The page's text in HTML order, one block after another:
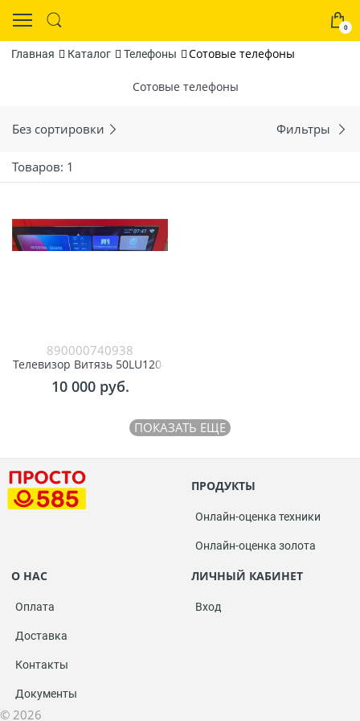
0
Главная Каталог Телефоны Сотовые телефоны
Сотовые телефоны
Без сортировки Фильтры
Товаров: 1
890000740938
Телевизор Витязь 50LU1204
10 000 руб.
ПОКАЗАТЬ ЕЩЕ
ПРОДУКТЫ
Онлайн-оценка техники
Онлайн-оценка золота
О НАС
Оплата
Доставка
Контакты
Документы
ЛИЧНЫЙ КАБИНЕТ
Вход
© 2026